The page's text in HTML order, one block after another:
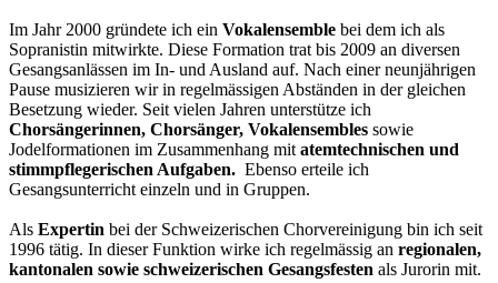
Im Jahr 2000 gründete ich ein Vokalensemble bei dem ich als
Sopranistin mitwirkte. Diese Formation trat bis 2009 an diversen
Gesangsanlässen im In- und Ausland auf. Nach einer neunjährigen
Pause musizieren wir in regelmässigen Abständen in der gleichen
Besetzung wieder. Seit vielen Jahren unterstütze ich
Chorsängerinnen, Chorsänger, Vokalensembles sowie
Jodelformationen im Zusammenhang mit atemtechnischen und
stimmpflegerischen Aufgaben. Ebenso erteile ich
Gesangsunterricht einzeln und in Gruppen.
Als Expertin bei der Schweizerischen Chorvereinigung bin ich seit
1996 tätig. In dieser Funktion wirke ich regelmässig an regionalen,
kantonalen sowie schweizerischen Gesangsfesten als Jurorin mit.